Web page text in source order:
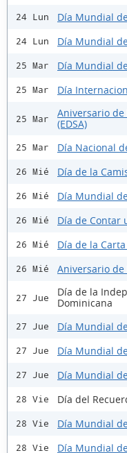
24 Lun Día Mundial
24 Lun Día Mundial
25 Mar Día Mundial
25 Mar Día
25 Mar
Aniversario de
(EDSA)
25 Mar Día Nacional
26 Mié Día de la
26 Mié Día Mundial
26 Mié Día de Contar
26 Mié Día de la
26 Mié Aniversario
27 Jue
Día de la
Dominicana
27 Jue Día Mundial
27 Jue Día Mundial
27 Jue Día Mundial
28 Vie Día del
28 Vie Día Mundial
28 Vie Día Mundial